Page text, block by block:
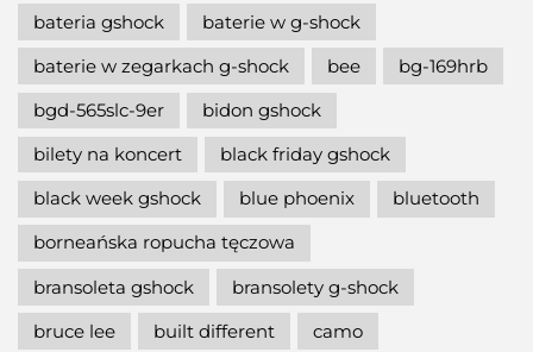
bateria gshock
baterie w g-shock
baterie w zegarkach g-shock
bee
bg-169hrb
bgd-565slc-9er
bidon gshock
bilety na koncert
black friday gshock
black week gshock
blue phoenix
bluetooth
borneańska ropucha tęczowa
bransoleta gshock
bransolety g-shock
bruce lee
built different
camo